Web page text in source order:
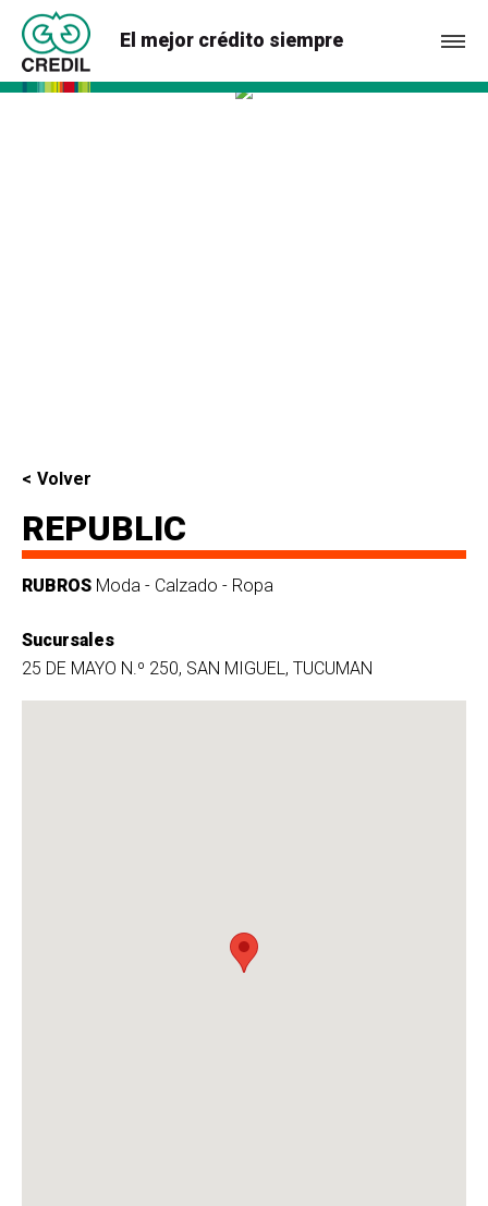
El mejor crédito siempre
Volver
REPUBLIC
RUBROS Moda - Calzado - Ropa
Sucursales
25 DE MAYO N.º 250, SAN MIGUEL, TUCUMAN